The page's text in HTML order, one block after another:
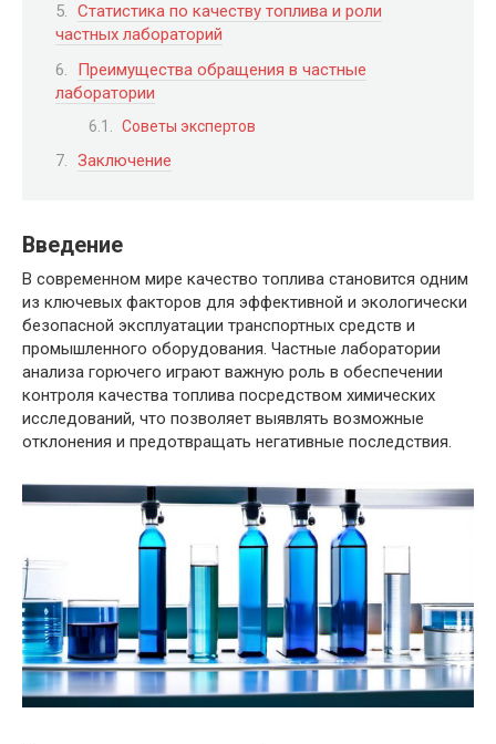
Статистика по качеству топлива и роли
частных лабораторий
Преимущества обращения в частные
лаборатории
Советы экспертов
Заключение
Введение
В современном мире качество топлива становится одним
из ключевых факторов для эффективной и экологически
безопасной эксплуатации транспортных средств и
промышленного оборудования. Частные лаборатории
анализа горючего играют важную роль в обеспечении
контроля качества топлива посредством химических
исследований, что позволяет выявлять возможные
отклонения и предотвращать негативные последствия.